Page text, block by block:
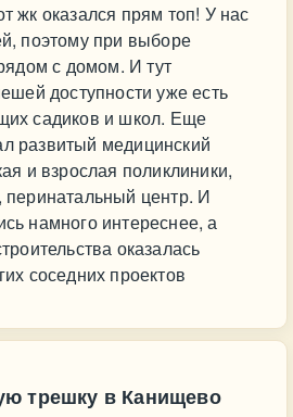
жк оказался прям топ! У нас
поэтому при выборе
с домом. И тут
доступности уже есть
садиков и школ. Еще
развитый медицинский
и взрослая поликлиники,
перинатальный центр. И
намного интереснее, а
оказалась
соседних проектов
трешку в Канищево